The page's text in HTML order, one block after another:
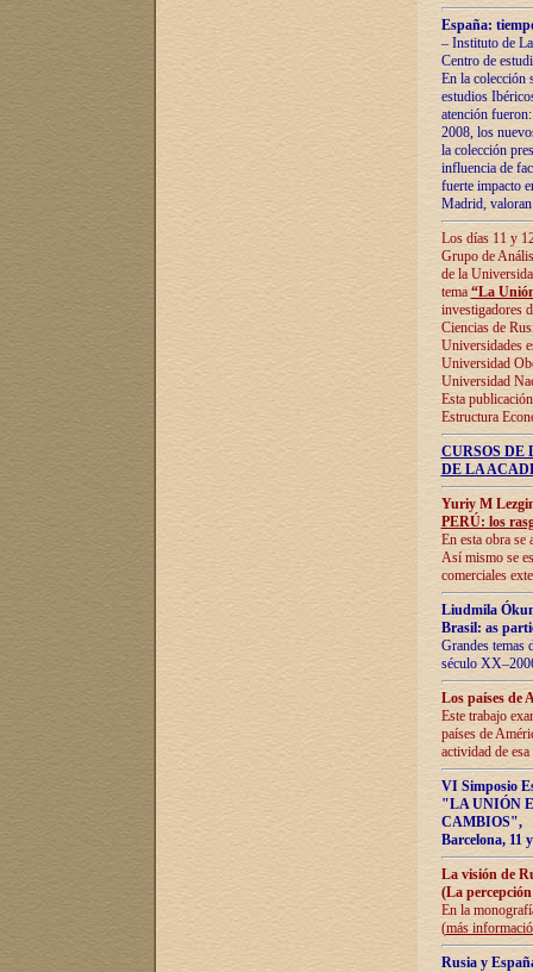
España:
– Instituto de
Centro de
En la colección
estudios
atención
2008, los
la colección
influencia de
fuerte impacto
Madrid,
Los días 11 y
Grupo de
de la
tema “La
investigadores
Ciencias de
Universidades
Universidad
Universidad
Esta
Estructura
CURSOS
DE LA
Yuriy M
PERÚ: los
En esta obra se
Así mismo se
comerciales
Liudmila
Brasil: as
Grandes temas
século
Los países de
Este trabajo
países de
actividad de
VI Simposio
"LA UNIÓN
CAMBIOS",
Barcelona, 11
La visión de
(La
En la
(más
Rusia y